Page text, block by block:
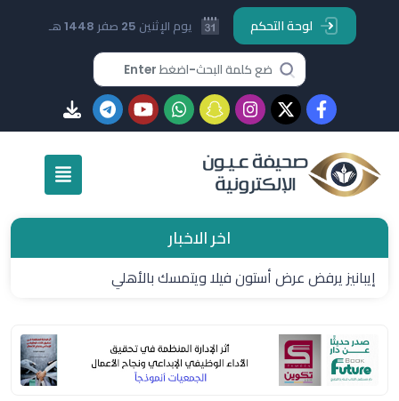
لوحة التحكم يوم الإثنين 25 صفر 1448 هـ
اخر الاخبار
إيبانيز يرفض عرض أستون فيلا ويتمسك بالأهلي